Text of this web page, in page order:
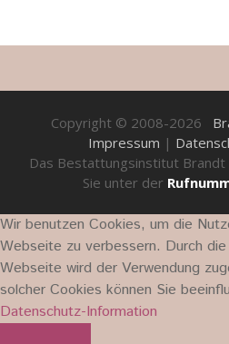
Copyright © 2008-2026
Impressum |
Das Bestattungsinstitut
Sie unter der
Wir benutzen Cookies, um die
Webseite zu verbessern. Durch
Webseite wird der Verwendung
solcher Cookies können Sie
Datenschutz-Information